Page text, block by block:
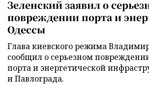
Зеленский заявил о
повреждении порта и
Одессы
Глава киевского режима
сообщил о серьезном
порта и энергетической
и Павлограда.